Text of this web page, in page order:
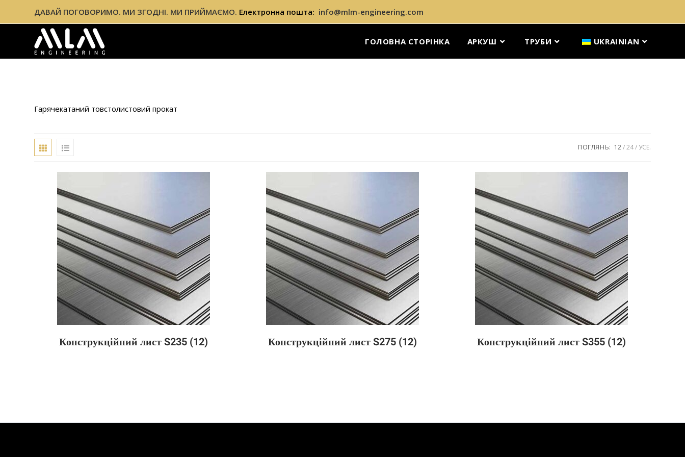
ДАВАЙ ПОГОВОРИМО. МИ ЗГОДНІ. МИ ПРИЙМАЄМО. Електронна пошта: info@mlm-engineering.com
ГОЛОВНА СТОРІНКА АРКУШ ТРУБИ UKRAINIAN
Гарячекатаний товстолистовий прокат
ПОГЛЯНЬ: 12 24 УСЕ.
Конструкційний лист S235 (12) Конструкційний лист S275 (12) Конструкційний лист S355 (12)